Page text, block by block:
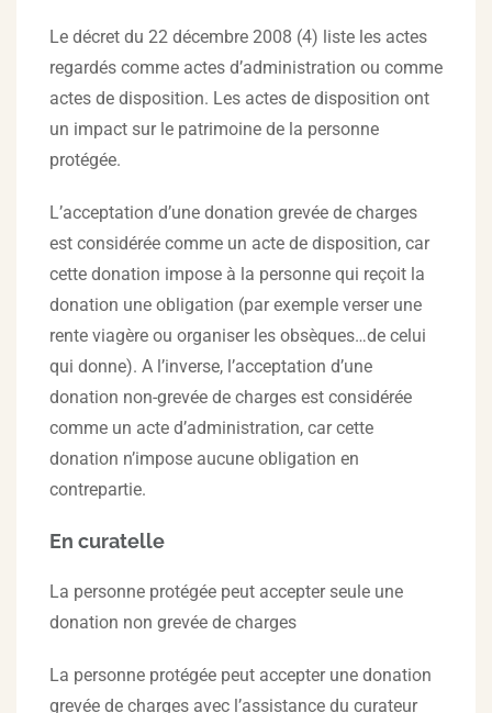
Le décret du 22 décembre 2008 (4) liste les actes
regardés comme actes d’administration ou comme
actes de disposition. Les actes de disposition ont
un impact sur le patrimoine de la personne
protégée.
L’acceptation d’une donation grevée de charges
est considérée comme un acte de disposition, car
cette donation impose à la personne qui reçoit la
donation une obligation (par exemple verser une
rente viagère ou organiser les obsèques…de celui
qui donne). A l’inverse, l’acceptation d’une
donation non-grevée de charges est considérée
comme un acte d’administration, car cette
donation n’impose aucune obligation en
contrepartie.
En curatelle
La personne protégée peut accepter seule une
donation non grevée de charges
La personne protégée peut accepter une donation
grevée de charges avec l’assistance du curateur